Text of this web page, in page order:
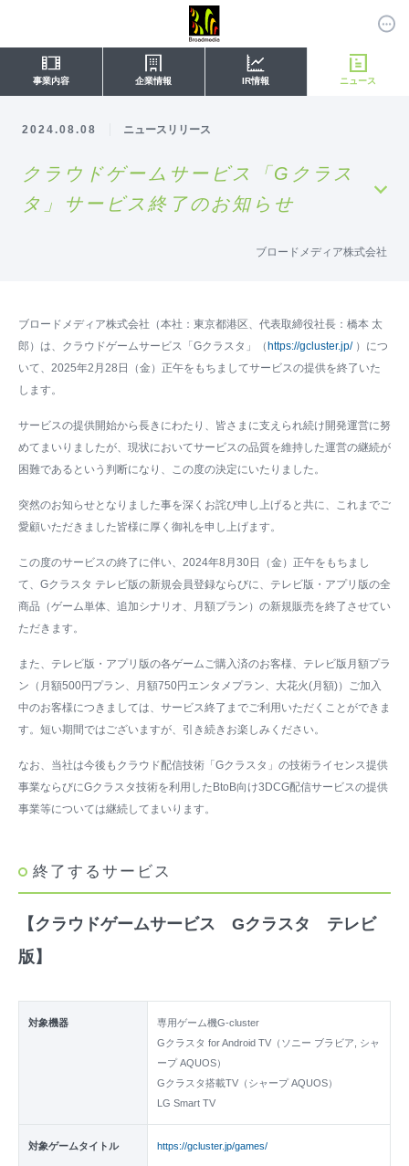
事業内容 企業情報 IR情報 ニュース
2024.08.08 ニュースリリース
クラウドゲームサービス「Gクラス
タ」サービス終了のお知らせ
ブロードメディア株式会社
ブロードメディア株式会社（本社：東京都港区、代表取締役社長：橋本 太
郎）は、クラウドゲームサービス「Gクラスタ」（ https://gcluster.jp/ ）につ
いて、2025年2月28日（金）正午をもちましてサービスの提供を終了いた
します。
サービスの提供開始から長きにわたり、皆さまに支えられ続け開発運営に努
めてまいりましたが、現状においてサービスの品質を維持した運営の継続が
困難であるという判断になり、この度の決定にいたりました。
突然のお知らせとなりました事を深くお詫び申し上げると共に、これまでご
愛顧いただきました皆様に厚く御礼を申し上げます。
この度のサービスの終了に伴い、2024年8月30日（金）正午をもちまし
て、Gクラスタ テレビ版の新規会員登録ならびに、テレビ版・アプリ版の全
商品（ゲーム単体、追加シナリオ、月額プラン）の新規販売を終了させてい
ただきます。
また、テレビ版・アプリ版の各ゲームご購入済のお客様、テレビ版月額プラ
ン（月額500円プラン、月額750円エンタメプラン、大花火(月額)）ご加入
中のお客様につきましては、サービス終了までご利用いただくことができま
す。短い期間ではございますが、引き続きお楽しみください。
なお、当社は今後もクラウド配信技術「Gクラスタ」の技術ライセンス提供
事業ならびにGクラスタ技術を利用したBtoB向け3DCG配信サービスの提供
事業等については継続してまいります。
終了するサービス
【クラウドゲームサービス Gクラスタ テレビ
版】
対象機器
専用ゲーム機G-cluster
Gクラスタ for Android TV（ソニー ブラビア, シャ
ープ AQUOS）
Gクラスタ搭載TV（シャープ AQUOS）
LG Smart TV
対象ゲームタイトル https://gcluster.jp/games/